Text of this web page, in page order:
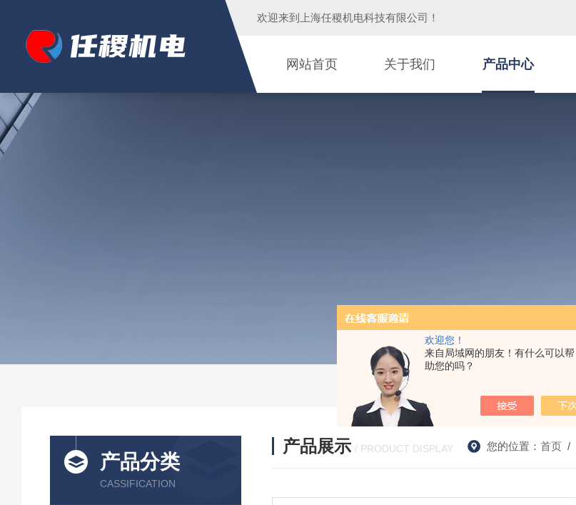
欢迎您！
来自局域网的朋友！有什么可以帮
助您的吗？
欢迎来到 上海任稷机电科技有限公司 ！
网站首页 关于我们 产品中心
产品分类
CASSIFICATION
产品展示 / PRODUCT DISPLAY 您的位置： 首页/